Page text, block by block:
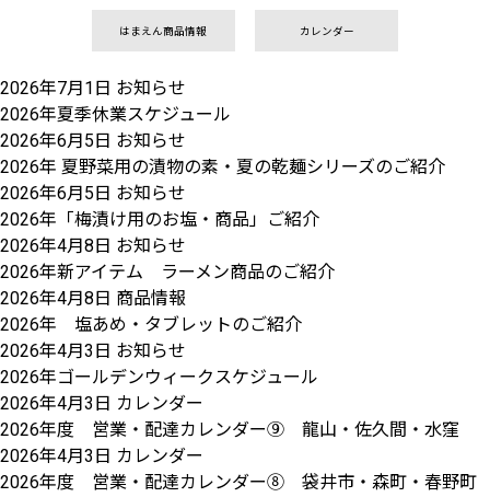
はまえん商品情報 カレンダー
2026年7月1日 お知らせ
2026年夏季休業スケジュール
2026年6月5日 お知らせ
2026年 夏野菜用の漬物の素・夏の乾麺シリーズのご紹介
2026年6月5日 お知らせ
2026年「梅漬け用のお塩・商品」ご紹介
2026年4月8日 お知らせ
2026年新アイテム ラーメン商品のご紹介
2026年4月8日 商品情報
2026年 塩あめ・タブレットのご紹介
2026年4月3日 お知らせ
2026年ゴールデンウィークスケジュール
2026年4月3日 カレンダー
2026年度 営業・配達カレンダー⑨ 龍山・佐久間・水窪
2026年4月3日 カレンダー
2026年度 営業・配達カレンダー⑧ 袋井市・森町・春野町